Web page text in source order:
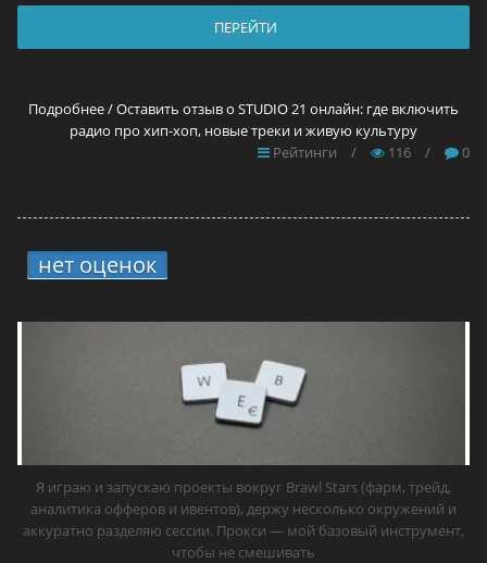
ПЕРЕЙТИ
Подробнее / Оставить отзыв о STUDIO 21 онлайн: где включить
радио про хип-хоп, новые треки и живую культуру
Рейтинги
/ 116 / 0
нет оценок
Я играю и запускаю проекты вокруг Brawl Stars (фарм, трейд,
аналитика офферов и ивентов), держу несколько окружений и
аккуратно разделяю сессии. Прокси — мой базовый инструмент,
чтобы не смешивать